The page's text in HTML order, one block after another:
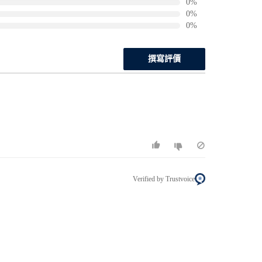
0%
0%
0%
撰寫評價
Verified by Trustvoice